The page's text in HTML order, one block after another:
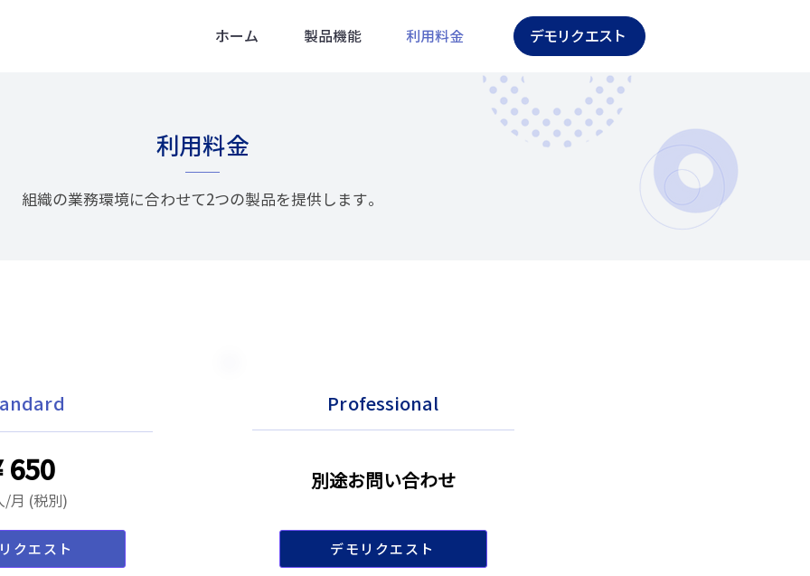
ホーム 製品機能 利用料金 デモリクエスト
利用料金
組織の業務環境に合わせて2つの製品を提供します。
650
/月 (税別)
クエスト
Professional
別途お問い合わせ
デモリクエスト